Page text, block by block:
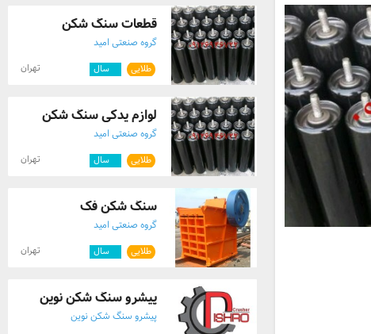
قطعات سنگ شکن
گروه صنعتی امید
طلایی سال تهران
لوازم یدکی سنگ شکن
گروه صنعتی امید
طلایی سال تهران
سنگ شکن فک
گروه صنعتی امید
طلایی سال تهران
پیشرو سنگ شکن نوین
پیشرو سنگ شکن نوین